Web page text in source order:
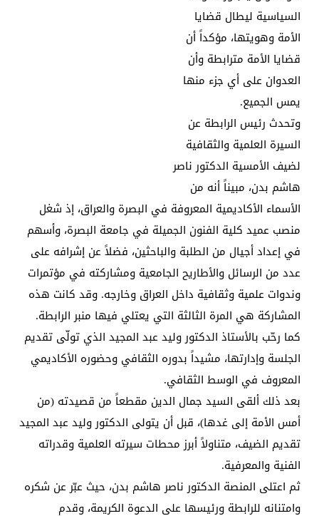
السياسية ليطال قضايا
الأمة وهويتها، مؤكداً أن
قضايا الأمة مترابطة وأن
العدوان على أي جزء منها
يمس الجميع.
وتحدث رئيس الرابطة عن
السيرة العلمية والثقافية
لضيف الأمسية الدكتور ناصر
هاشم بدن، مبيناً أنه من
الأسماء الأكاديمية المعروفة في البصرة والعراق، إذ شغل
منصب عميد كلية الفنون الجميلة في جامعة البصرة، وأسهم
في إعداد أجيال من الطلبة والباحثين، فضلاً عن إشرافه على
عدد من الرسائل والأطاريح الجامعية ومشاركته في مؤتمرات
وندوات علمية وثقافية داخل العراق وخارجه. وقد كانت هذه
المشاركة هي المرة الثالثة التي يعتلي فيها منبر الرابطة.
كما رحّب بالأستاذ الدكتور وليد عبد المجيد الذي تولّى تقديم
الجلسة وإدارتها، مشيداً بدوره الثقافي وحضوره الأكاديمي
المعروف في الوسط الثقافي.
بعد ذلك ألقى السيد جمال الدين مقطعاً من قصيدته (من
أمس الأمة إلى غدها)، قبل أن يتولى الدكتور وليد عبد المجيد
تقديم الضيف، متناولاً أبرز محطات سيرته العلمية وقدراته
الفنية والمعرفية.
ثم اعتلى المنصة الدكتور ناصر هاشم بدن، حيث عبّر عن شكره
وامتنانه للرابطة ورئيسها على الدعوة الكريمة، وقدم